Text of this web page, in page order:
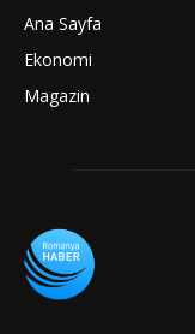
Ana Sayfa
Ekonomi
Magazin